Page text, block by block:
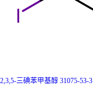
2,3,5-三碘苯甲基醇 31075-53-3